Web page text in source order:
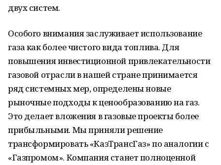
двух систем.
Особого внимания заслуживает использование
газа как более чистого вида топлива. Для
повышения инвестиционной привлекательности
газовой отрасли в нашей стране принимается
ряд системных мер, определены новые
рыночные подходы к ценообразованию на газ.
Это делает вложения в газовые проекты более
прибыльными. Мы приняли решение
трансформировать «КазТрансГаз» по аналогии с
«Газпромом». Компания станет полноценной